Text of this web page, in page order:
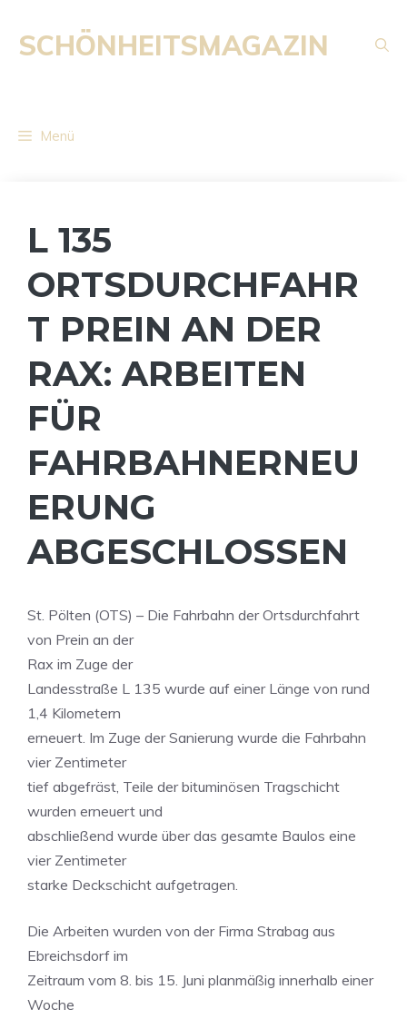
Inhalt
springen
SCHÖNHEITSMAGAZIN
Menü
L 135
ORTSDURCHFAHR
T PREIN AN DER
RAX: ARBEITEN
FÜR
FAHRBAHNERNEU
ERUNG
ABGESCHLOSSEN
St. Pölten (OTS) – Die Fahrbahn der Ortsdurchfahrt
von Prein an der
Rax im Zuge der
Landesstraße L 135 wurde auf einer Länge von rund
1,4 Kilometern
erneuert. Im Zuge der Sanierung wurde die Fahrbahn
vier Zentimeter
tief abgefräst, Teile der bituminösen Tragschicht
wurden erneuert und
abschließend wurde über das gesamte Baulos eine
vier Zentimeter
starke Deckschicht aufgetragen.
Die Arbeiten wurden von der Firma Strabag aus
Ebreichsdorf im
Zeitraum vom 8. bis 15. Juni planmäßig innerhalb einer
Woche